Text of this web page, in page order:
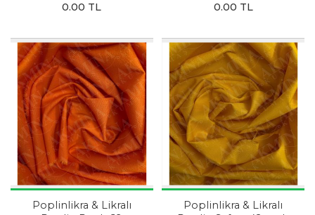
0.00 TL
0.00 TL
Poplinlikra & Likralı
Poplinlikra & Likralı